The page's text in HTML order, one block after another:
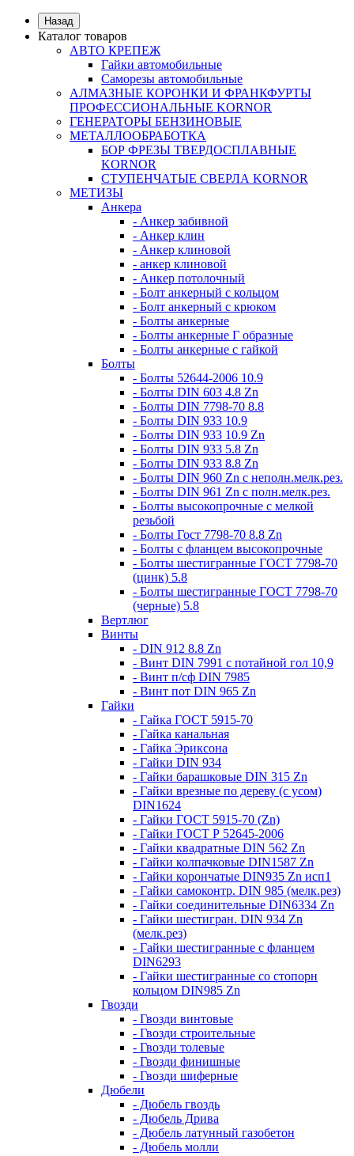
Назад
Каталог товаров
АВТО КРЕПЕЖ
Гайки автомобильные
Саморезы автомобильные
АЛМАЗНЫЕ КОРОНКИ И ФРАНКФУРТЫ
ПРОФЕССИОНАЛЬНЫЕ KORNOR
ГЕНЕРАТОРЫ БЕНЗИНОВЫЕ
МЕТАЛЛООБРАБОТКА
БОР ФРЕЗЫ ТВЕРДОСПЛАВНЫЕ
KORNOR
СТУПЕНЧАТЫЕ СВЕРЛА KORNОR
МЕТИЗЫ
Анкера
- Анкер забивной
- Анкер клин
- Анкер клиновой
- анкер клиновой
- Анкер потолочный
- Болт анкерный с кольцом
- Болт анкерный с крюком
- Болты анкерные
- Болты анкерные Г образные
- Болты анкерные с гайкой
Болты
- Болты 52644-2006 10.9
- Болты DIN 603 4.8 Zn
- Болты DIN 7798-70 8.8
- Болты DIN 933 10.9
- Болты DIN 933 10.9 Zn
- Болты DIN 933 5.8 Zn
- Болты DIN 933 8.8 Zn
- Болты DIN 960 Zn c неполн.мелк.рез.
- Болты DIN 961 Zn с полн.мелк.рез.
- Болты высокопрочные с мелкой
резьбой
- Болты Гост 7798-70 8.8 Zn
- Болты с фланцем высокопрочные
- Болты шестигранные ГОСТ 7798-70
(цинк) 5.8
- Болты шестигранные ГОСТ 7798-70
(черные) 5.8
Вертлюг
Винты
- DIN 912 8.8 Zn
- Винт DIN 7991 c потайной гол 10,9
- Винт п/сф DIN 7985
- Винт пот DIN 965 Zn
Гайки
- Гайка ГОСТ 5915-70
- Гайка канальная
- Гайка Эриксона
- Гайки DIN 934
- Гайки барашковые DIN 315 Zn
- Гайки врезные по дереву (с усом)
DIN1624
- Гайки ГОСТ 5915-70 (Zn)
- Гайки ГОСТ Р 52645-2006
- Гайки квадратные DIN 562 Zn
- Гайки колпачковые DIN1587 Zn
- Гайки корончатые DIN935 Zn исп1
- Гайки самоконтр. DIN 985 (мелк.рез)
- Гайки соединительные DIN6334 Zn
- Гайки шестигран. DIN 934 Zn
(мелк.рез)
- Гайки шестигранные с фланцем
DIN6293
- Гайки шестигранные со стопорн
кольцом DIN985 Zn
Гвозди
- Гвозди винтовые
- Гвозди строительные
- Гвозди толевые
- Гвозди финишные
- Гвозди шиферные
Дюбели
- Дюбель гвоздь
- Дюбель Дрива
- Дюбель латунный газобетон
- Дюбель молли